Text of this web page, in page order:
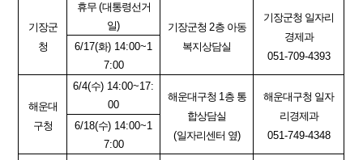
기장군
청
휴무 (대통령선거
일) 기장군청 2층 아동
복지상담실
기장군청 일자리
경제과
051-709-4393
6/17(화) 14:00~1
7:00
해운대
구청
6/4(수) 14:00~17:
00
해운대구청 1층 통
합상담실
(일자리센터 옆)
해운대구청 일자
리경제과
051-749-4348
6/18(수) 14:00~1
7:00